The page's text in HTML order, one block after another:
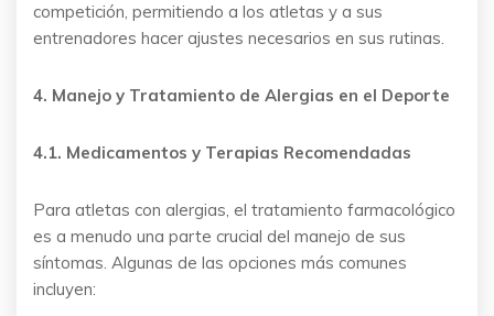
competición, permitiendo a los atletas y a sus
entrenadores hacer ajustes necesarios en sus rutinas.
4. Manejo y Tratamiento de Alergias en el Deporte
4.1. Medicamentos y Terapias Recomendadas
Para atletas con alergias, el tratamiento farmacológico
es a menudo una parte crucial del manejo de sus
síntomas. Algunas de las opciones más comunes
incluyen: